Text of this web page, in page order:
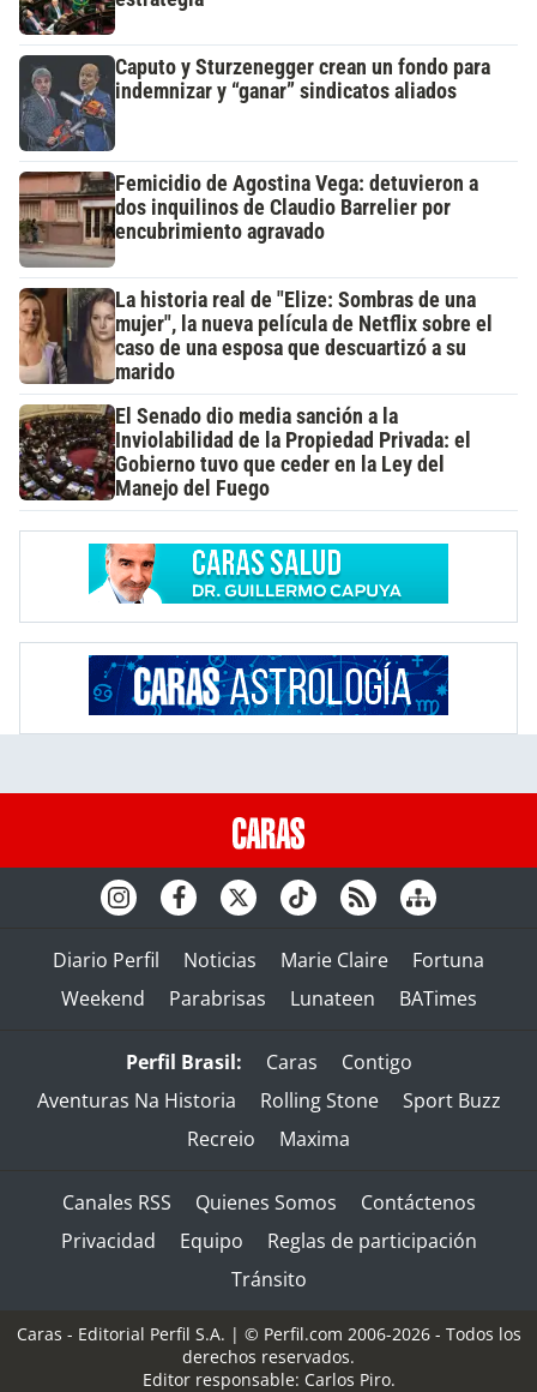
Caputo y Sturzenegger crean un fondo para
indemnizar y “ganar” sindicatos aliados
Femicidio de Agostina Vega: detuvieron a
dos inquilinos de Claudio Barrelier por
encubrimiento agravado
La historia real de "Elize: Sombras de una
mujer", la nueva película de Netflix sobre el
caso de una esposa que descuartizó a su
marido
El Senado dio media sanción a la
Inviolabilidad de la Propiedad Privada: el
Gobierno tuvo que ceder en la Ley del
Manejo del Fuego
Diario Perfil Noticias Marie Claire
Fortuna
Weekend
Parabrisas Lunateen BATimes
Perfil Brasil: Caras
Contigo
Aventuras Na Historia
Rolling Stone
Sport Buzz
Recreio
Maxima
Canales RSS Quienes Somos
Contáctenos
Privacidad
Equipo
Reglas de participación
Tránsito
Caras - Editorial Perfil S.A. | © Perfil.com 2006-2026 - Todos los
derechos reservados.
Editor responsable: Carlos Piro.